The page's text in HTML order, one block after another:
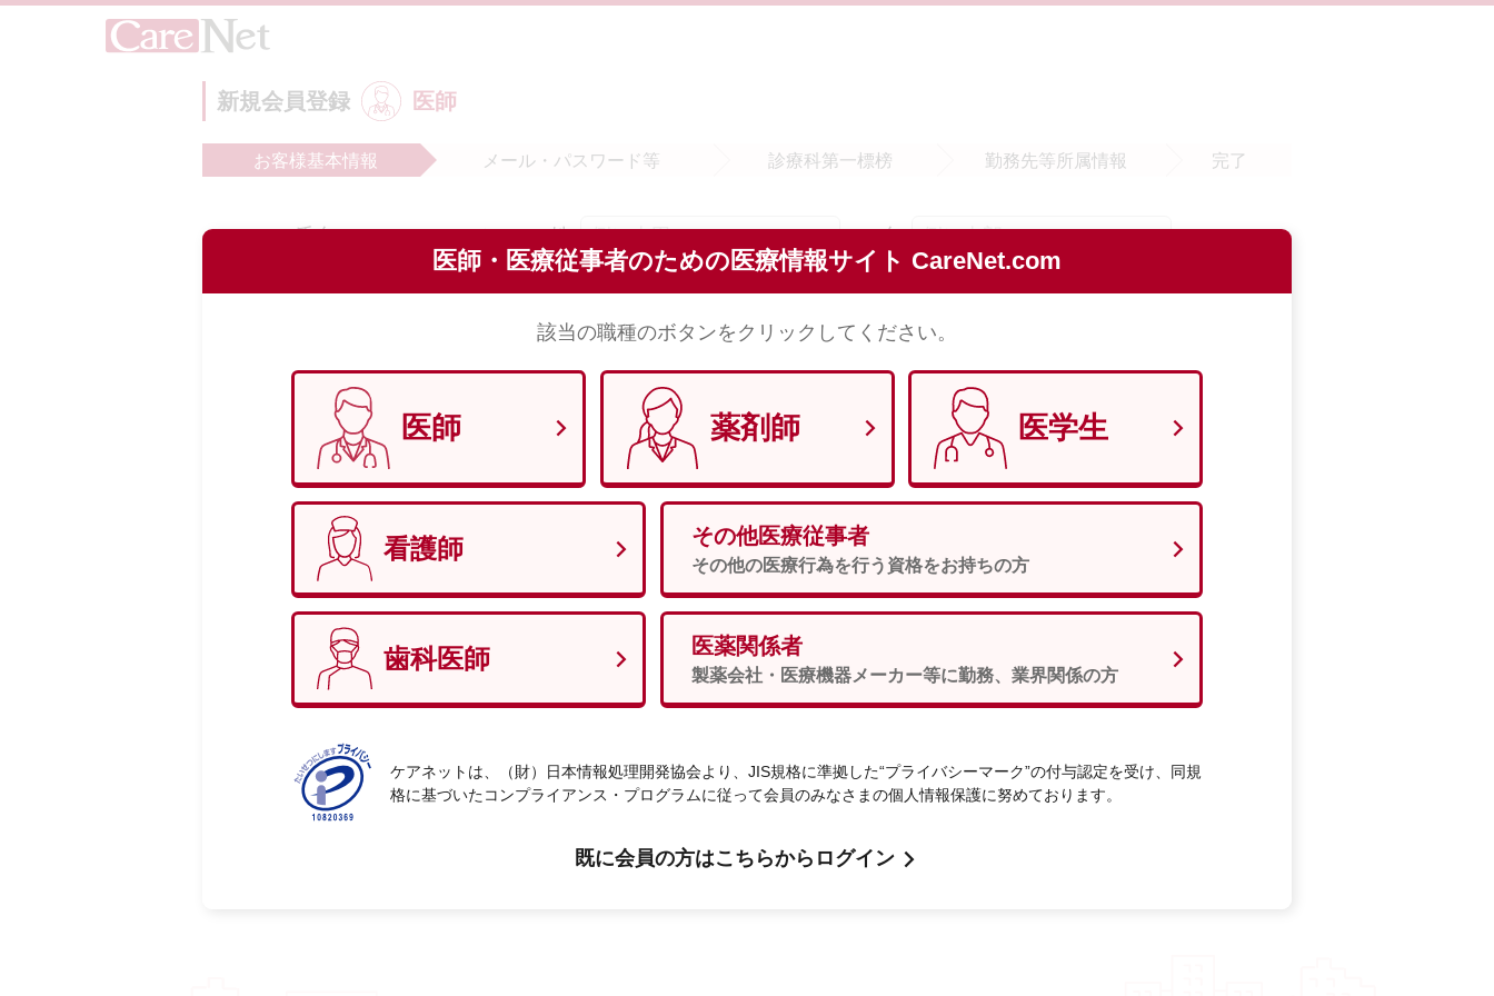
医師・医療従事者のための医療情報サイト CareNet.com
該当の職種のボタンをクリックしてください。
医師 薬剤師 医学生
看護師 その他医療従事者
その他の医療行為を行う資格をお持ちの方
歯科医師 医薬関係者
製薬会社・医療機器メーカー等に勤務、業界関係の方
ケアネットは、（財）日本情報処理開発協会より、JIS規格に準拠した“プライバシーマーク”の付与認定を受け、同規
格に基づいたコンプライアンス・プログラムに従って会員のみなさまの個人情報保護に努めております。
既に会員の方はこちらからログイン
新規会員登録 医師
お客様基本情報 メール・ パスワード等 診療科第一標榜 勤務先等 所属情報 完了
氏名 姓 名
※全角で入力してください。
セイ メイ
※全角（カナ）で入力してください。
生年月日
※半角数字8文字で入力してください。 （例）1970年1月29日 → 19700129
性別 男性 女性
次へ